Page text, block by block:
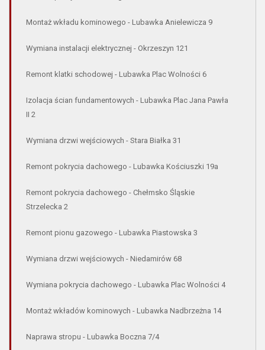
Montaż wkładu kominowego - Lubawka Anielewicza 9
Wymiana instalacji elektrycznej - Okrzeszyn 121
Remont klatki schodowej - Lubawka Plac Wolności 6
Izolacja ścian fundamentowych - Lubawka Plac Jana Pawła
II 2
Wymiana drzwi wejściowych - Stara Białka 31
Remont pokrycia dachowego - Lubawka Kościuszki 19a
Remont pokrycia dachowego - Chełmsko Śląskie
Strzelecka 2
Remont pionu gazowego - Lubawka Piastowska 3
Wymiana drzwi wejściowych - Niedamirów 68
Wymiana pokrycia dachowego - Lubawka Plac Wolności 4
Montaż wkładów kominowych - Lubawka Nadbrzeżna 14
Naprawa stropu - Lubawka Boczna 7/4